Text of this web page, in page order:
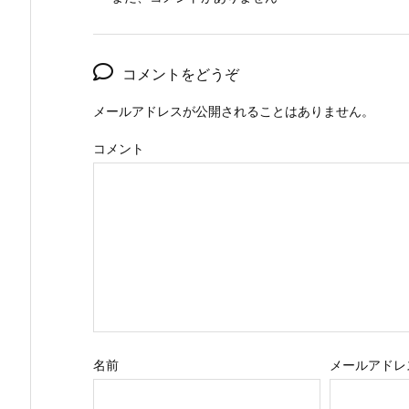
コメントをどうぞ
メールアドレスが公開されることはありません。
コメント
名前 メールアドレ